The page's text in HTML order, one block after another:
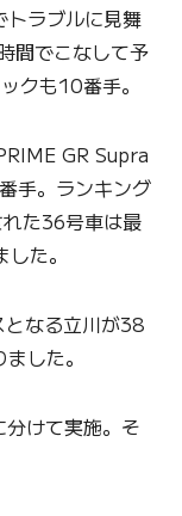
トラブルに見舞
間でこなして予
クも10番手。
GR Supra
手。ランキング
た36号車は最
た。
なる立川が38
した。
けて実施。そ